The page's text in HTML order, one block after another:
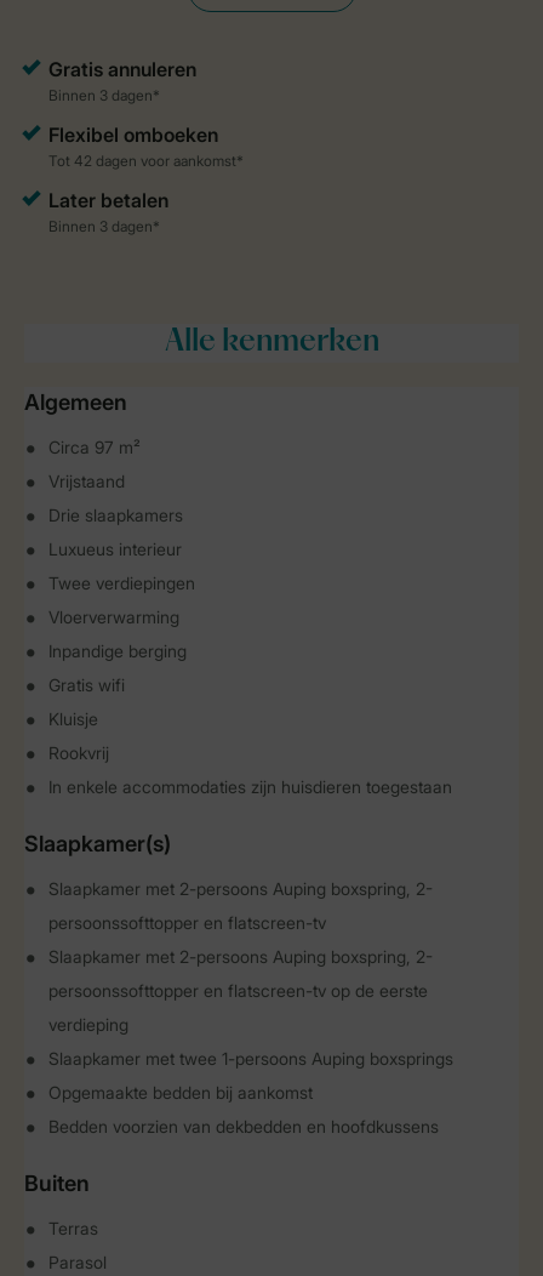
Alle kenmerken
Algemeen
Circa 97 m²
Vrijstaand
Drie slaapkamers
Luxueus interieur
Twee verdiepingen
Vloerverwarming
Inpandige berging
Gratis wifi
Kluisje
Rookvrij
In enkele accommodaties zijn huisdieren toegestaan
Slaapkamer(s)
Slaapkamer met 2-persoons Auping boxspring, 2-
persoonssofttopper en flatscreen-tv
Slaapkamer met 2-persoons Auping boxspring, 2-
persoonssofttopper en flatscreen-tv op de eerste
verdieping
Slaapkamer met twee 1-persoons Auping boxsprings
Opgemaakte bedden bij aankomst
Bedden voorzien van dekbedden en hoofdkussens
Buiten
Terras
Parasol